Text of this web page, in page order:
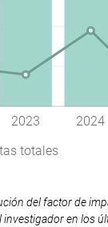
2023 2024
totales
del factor de
en los